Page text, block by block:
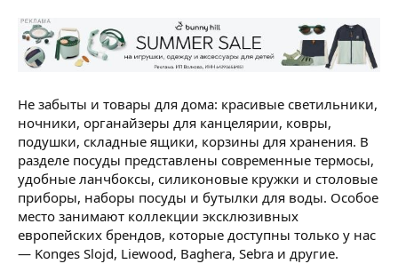
Не забыты и товары для дома: красивые светильники,
ночники, органайзеры для канцелярии, ковры,
подушки, складные ящики, корзины для хранения. В
разделе посуды представлены современные термосы,
удобные ланчбоксы, силиконовые кружки и столовые
приборы, наборы посуды и бутылки для воды. Особое
место занимают коллекции эксклюзивных
европейских брендов, которые доступны только у нас
— Konges Slojd, Liewood, Baghera, Sebra и другие.